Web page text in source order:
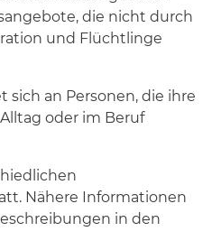
die nicht durch
und Flüchtlinge
sich an Personen, die ihre
oder im Beruf
Nähere Informationen
in den